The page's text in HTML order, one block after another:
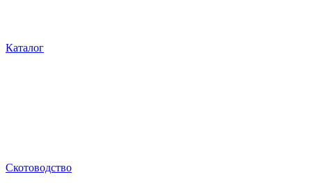
Каталог
Скотоводство